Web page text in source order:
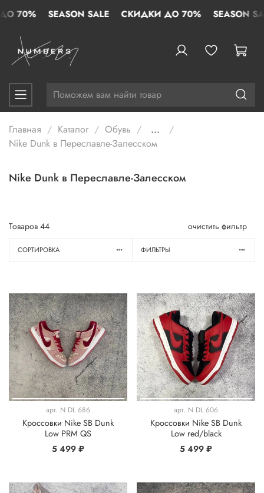
SEASON SALE СКИДКИ ДО 70% SEASON SALE
Главная Каталог Обувь
...
Nike Dunk в Переславле-Залесском
Nike Dunk в Переславле-Залесском
Товаров 44 очистить фильтр
СОРТИРОВКА ФИЛЬТРЫ
арт. N DL 686
Кроссовки Nike SB Dunk
Low PRM QS
5 499 ₽
арт. N DL 606
Кроссовки Nike SB Dunk
Low red/black
5 499 ₽